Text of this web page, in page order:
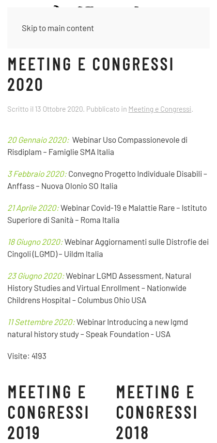
Skip to main content
MEETING E CONGRESSI
2020
Scritto il 13 Ottobre 2020. Pubblicato in Meeting e Congressi.
20 Gennaio 2020: Webinar Uso Compassionevole di
Risdiplam – Famiglie SMA Italia
3 Febbraio 2020: Convegno Progetto Individuale Disabili –
Anffass – Nuova Olonio SO Italia
21 Aprile 2020:Webinar Covid-19 e Malattie Rare – Istituto
Superiore di Sanità – Roma Italia
18 Giugno 2020:Webinar Aggiornamenti sulle Distrofie dei
Cingoli (LGMD) – Uildm Italia
23 Giugno 2020:Webinar LGMD Assessment, Natural
History Studies and Virtual Enrollment – Nationwide
Childrens Hospital – Columbus Ohio USA
11 Settembre 2020:Webinar Introducing a new lgmd
natural history study – Speak Foundation - USA
Visite: 4193
MEETING E
CONGRESSI
2019
MEETING E
CONGRESSI
2018